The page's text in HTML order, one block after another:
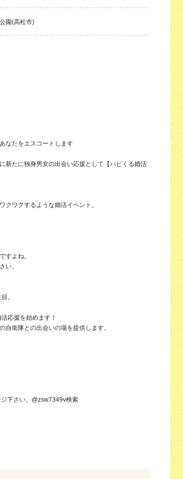
園(高松市)
なたをエスコートします
新たに独身男女の出会い応援として【ハピくる婚活
クワクするような婚活イベント。
すよね。
い。
。
応援を始めます！
自衛隊との出会いの場を提供します。
下さい。@zsw7349v検索